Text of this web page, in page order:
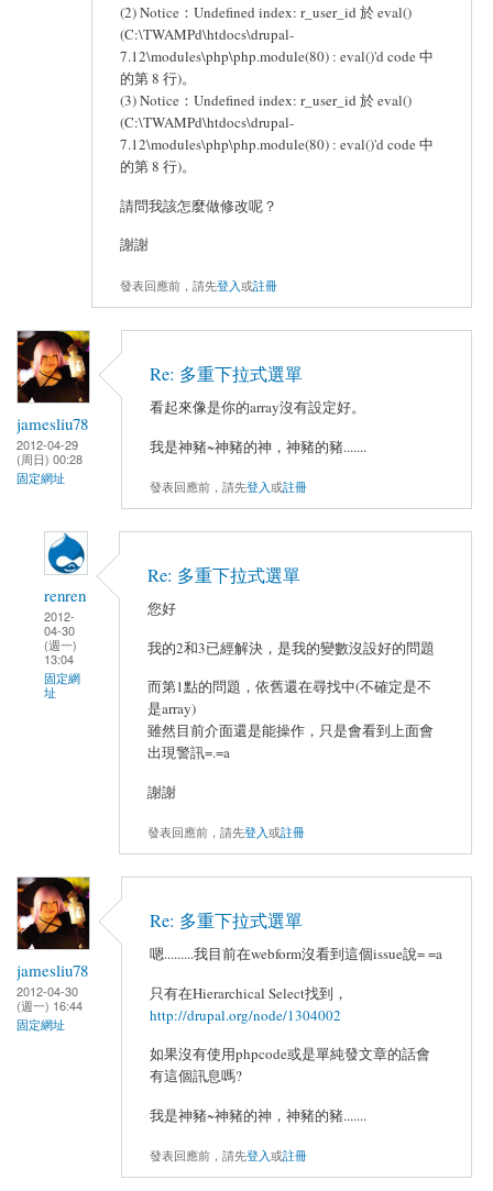
(2) Notice：Undefined index: r_user_id 於 eval()
(C:\TWAMPd\htdocs\drupal-
7.12\modules\php\php.module(80) : eval()'d code 中
的第 8 行)。
(3) Notice：Undefined index: r_user_id 於 eval()
(C:\TWAMPd\htdocs\drupal-
7.12\modules\php\php.module(80) : eval()'d code 中
的第 8 行)。
請問我該怎麼做修改呢？
謝謝
發表回應前，請先登入或註冊
jamesliu78
2012-04-29
(周日) 00:28
固定網址
Re: 多重下拉式選單
看起來像是你的array沒有設定好。
我是神豬~神豬的神，神豬的豬.......
發表回應前，請先登入或註冊
renren
2012-
04-30
(週一)
13:04
固定網
址
Re: 多重下拉式選單
您好
我的2和3已經解決，是我的變數沒設好的問題
而第1點的問題，依舊還在尋找中(不確定是不
是array)
雖然目前介面還是能操作，只是會看到上面會
出現警訊=.=a
謝謝
發表回應前，請先登入或註冊
jamesliu78
2012-04-30
(週一) 16:44
固定網址
Re: 多重下拉式選單
嗯.........我目前在webform沒看到這個issue說= =a
只有在Hierarchical Select找到，
http://drupal.org/node/1304002
如果沒有使用phpcode或是單純發文章的話會
有這個訊息嗎?
我是神豬~神豬的神，神豬的豬.......
發表回應前，請先登入或註冊